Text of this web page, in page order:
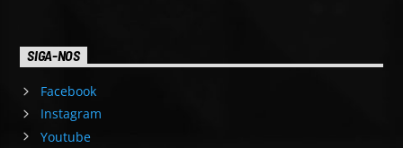
SIGA-NOS
Facebook
Instagram
Youtube